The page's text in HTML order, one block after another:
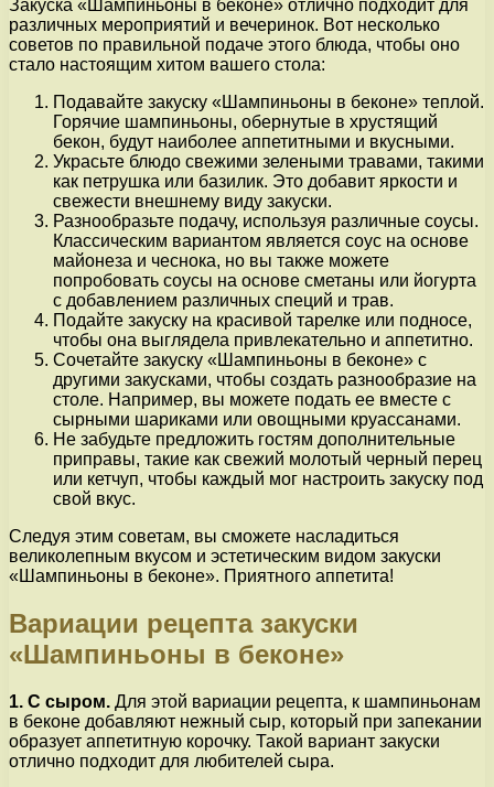
Закуска «Шампиньоны в беконе» отлично подходит для
различных мероприятий и вечеринок. Вот несколько
советов по правильной подаче этого блюда, чтобы оно
стало настоящим хитом вашего стола:
Подавайте закуску «Шампиньоны в беконе» теплой.
Горячие шампиньоны, обернутые в хрустящий
бекон, будут наиболее аппетитными и вкусными.
Украсьте блюдо свежими зелеными травами, такими
как петрушка или базилик. Это добавит яркости и
свежести внешнему виду закуски.
Разнообразьте подачу, используя различные соусы.
Классическим вариантом является соус на основе
майонеза и чеснока, но вы также можете
попробовать соусы на основе сметаны или йогурта
с добавлением различных специй и трав.
Подайте закуску на красивой тарелке или подносе,
чтобы она выглядела привлекательно и аппетитно.
Сочетайте закуску «Шампиньоны в беконе» с
другими закусками, чтобы создать разнообразие на
столе. Например, вы можете подать ее вместе с
сырными шариками или овощными круассанами.
Не забудьте предложить гостям дополнительные
приправы, такие как свежий молотый черный перец
или кетчуп, чтобы каждый мог настроить закуску под
свой вкус.
Следуя этим советам, вы сможете насладиться
великолепным вкусом и эстетическим видом закуски
«Шампиньоны в беконе». Приятного аппетита!
Вариации рецепта закуски
«Шампиньоны в беконе»
1. С сыром. Для этой вариации рецепта, к шампиньонам
в беконе добавляют нежный сыр, который при запекании
образует аппетитную корочку. Такой вариант закуски
отлично подходит для любителей сыра.